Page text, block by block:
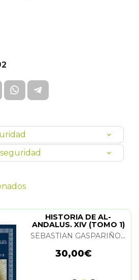
HISTORIA DE AL-
ANDALUS. XIV (TOMO 1)
SEBASTIAN GASPARIÑO GARCIA
30,00€